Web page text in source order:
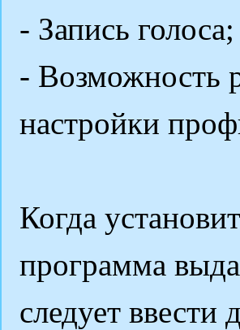
- Запись голоса;
- Возможность
настройки
Когда
программа
следует ввести